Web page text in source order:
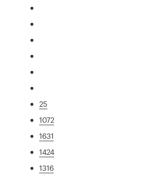
25
1072
1631
1424
1316